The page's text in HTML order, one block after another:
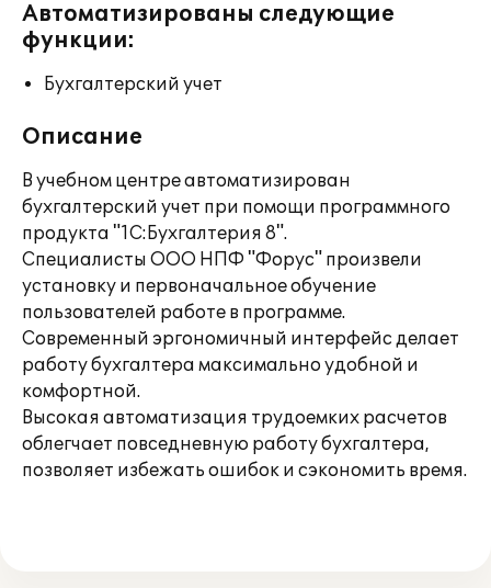
Автоматизированы следующие
функции:
Бухгалтерский учет
Описание
В учебном центре автоматизирован
бухгалтерский учет при помощи программного
продукта "1С:Бухгалтерия 8".
Специалисты ООО НПФ "Форус" произвели
установку и первоначальное обучение
пользователей работе в программе.
Современный эргономичный интерфейс делает
работу бухгалтера максимально удобной и
комфортной.
Высокая автоматизация трудоемких расчетов
облегчает повседневную работу бухгалтера,
позволяет избежать ошибок и сэкономить время.